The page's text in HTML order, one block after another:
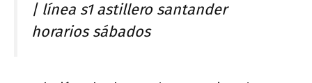
| línea s1 astillero santander
horarios sábados